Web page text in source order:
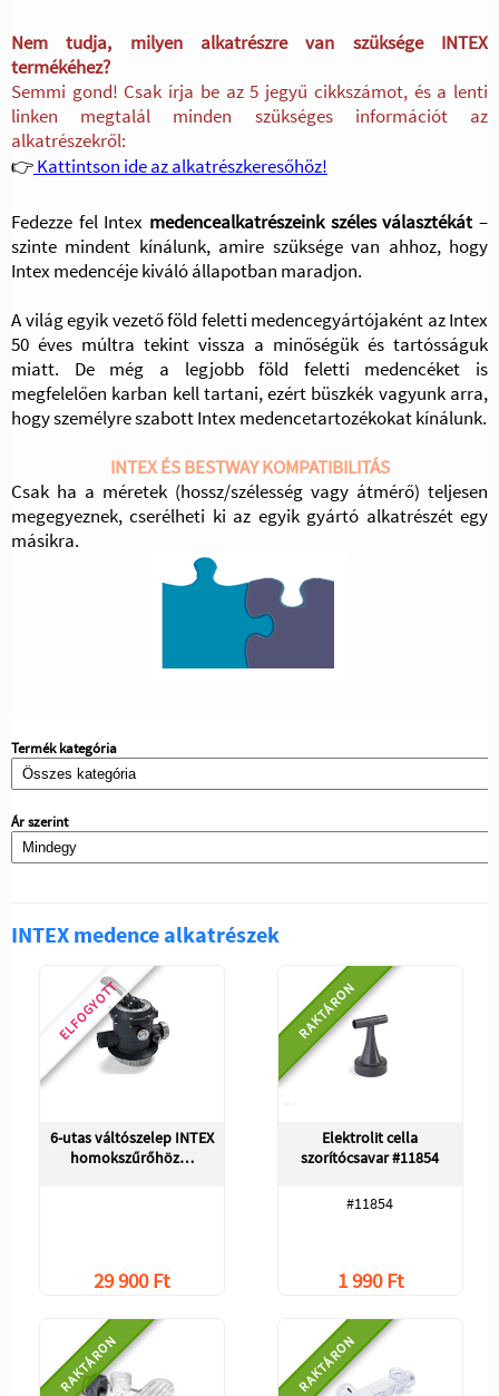
Nem tudja, milyen alkatrészre van szüksége INTEX
termékéhez?
Semmi gond! Csak írja be az 5 jegyű cikkszámot, és a lenti
linken megtalál minden szükséges információt az
alkatrészekről:
👉Kattintson ide az alkatrészkeresőhöz!
Fedezze fel Intex medencealkatrészeink széles választékát–
szinte mindent kínálunk, amire szüksége van ahhoz, hogy
Intex medencéje kiváló állapotban maradjon.
A világ egyik vezető föld feletti medencegyártójaként az Intex
50 éves múltra tekint vissza a minőségük és tartósságuk
miatt. De még a legjobb föld feletti medencéket is
megfelelően karban kell tartani, ezért büszkék vagyunk arra,
hogy személyre szabott Intex medencetartozékokat kínálunk.
INTEX ÉS BESTWAY KOMPATIBILITÁS
Csak ha a méretek (hossz/szélesség vagy átmérő) teljesen
megegyeznek, cserélheti ki az egyik gyártó alkatrészét egy
másikra.
Termék kategória
Ár szerint
INTEX medence alkatrészek
ELFOGYOTT
6-utas váltószelep INTEX
homokszűrőhöz…
29 900 Ft
RAKTÁRON
Elektrolit cella
szorítócsavar #11854
#11854
1 990 Ft
RAKTÁRON RAKTÁRON